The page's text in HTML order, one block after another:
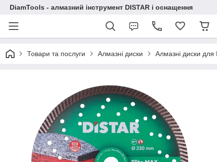
DiamTools - алмазний інструмент DISTAR і оснащення
Товари та послуги Алмазні диски Алмазні диски